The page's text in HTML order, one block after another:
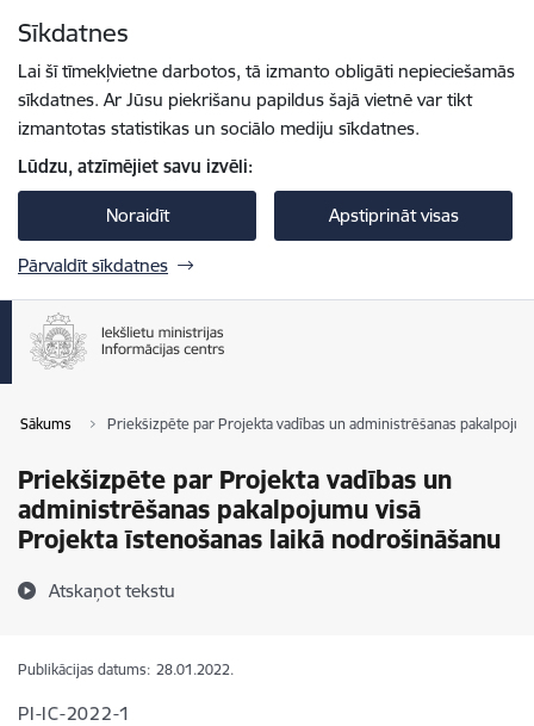
Sīkdatnes
Lai šī tīmekļvietne darbotos, tā izmanto obligāti nepieciešamās
sīkdatnes. Ar Jūsu piekrišanu papildus šajā vietnē var tikt
izmantotas statistikas un sociālo mediju sīkdatnes.
Lūdzu, atzīmējiet savu izvēli:
Noraidīt Apstiprināt visas
Pārvaldīt sīkdatnes
Sākums Priekšizpēte par Projekta vadības un administrēšanas
Priekšizpēte par Projekta vadības un
administrēšanas pakalpojumu visā
Projekta īstenošanas laikā nodrošināšanu
Atskaņot tekstu
Publikācijas datums: 28.01.2022.
PI-IC-2022-1